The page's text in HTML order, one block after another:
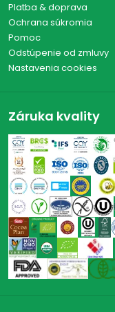
Platba & doprava
Ochrana súkromia
Pomoc
Odstúpenie od zmluvy
Nastavenia cookies
Záruka kvality